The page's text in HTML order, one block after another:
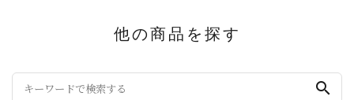
他の商品を探す
search